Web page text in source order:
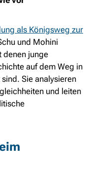
als Königsweg zur
und Mohini
denen junge
auf dem Weg in
Sie analysieren
und leiten